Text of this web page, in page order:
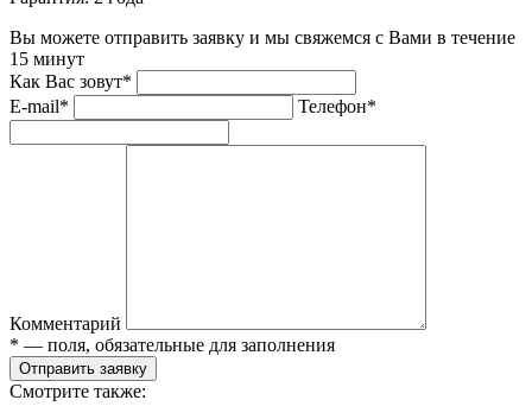
Вы можете отправить заявку и мы свяжемся с Вами в течение
15 минут
Как Вас зовут*
E-mail*
Телефон*
Комментарий
* — поля, обязательные для заполнения
Отправить заявку
Смотрите также: